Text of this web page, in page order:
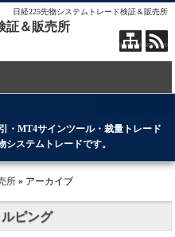
日経225先物システムトレード検証＆販売所
証＆販売所
・MT4サインツール・裁量トレード
ステムトレードです。
所 » アーカイブ
ピング